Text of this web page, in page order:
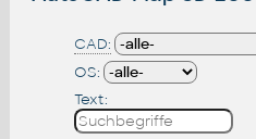
CAD:
OS:
Text: